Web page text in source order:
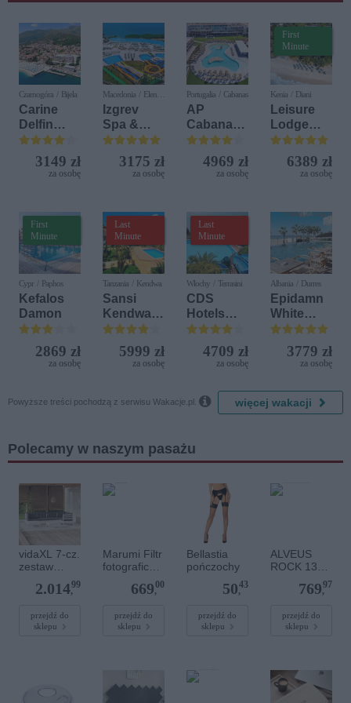
Czarnogóra / Bijela
Carine
Delfin
Bijela (ex.
Iberostar
Bijela
3149 zł
za osobę
Macedonia / Elen
Kamen
Izgrev
Spa &
Aquapark
3175 zł
za osobę
Portugalia / Cabanas
AP
Cabanas
Beach &
Nature
4969 zł
za osobę
First
Minute
Kenia / Diani
Leisure
Lodge
Beach &
Golf
Resort by
6389 zł
za osobę
First
Minute
Cypr / Paphos
Kefalos
Damon
2869 zł
za osobę
Last
Minute
Tanzania / Kendwa
Sansi
Kendwa
Beach
Resort
5999 zł
za osobę
Last
Minute
Włochy / Terrasini
CDS
Hotels
Terrasini
(ex. Citta
del Mare)
4709 zł
za osobę
Albania / Durres
Epidamn
White
Sensation
3779 zł
za osobę
Powyższe treści pochodzą z serwisu Wakacje.pl.  więcej wakacji
Polecamy w naszym pasażu
vidaXL 7-cz.
zestaw
wypoczynko
wy do
poduszki,
biała sosna
2.014,
99
przejdź do
sklepu
Marumi Filtr
fotograficzn
669,
00
przejdź do
sklepu
Bellastia
pończochy
50,
43
przejdź do
sklepu
ALVEUS
ROCK 130
zlewozmyw
twilight
4203005
769,
97
przejdź do
sklepu